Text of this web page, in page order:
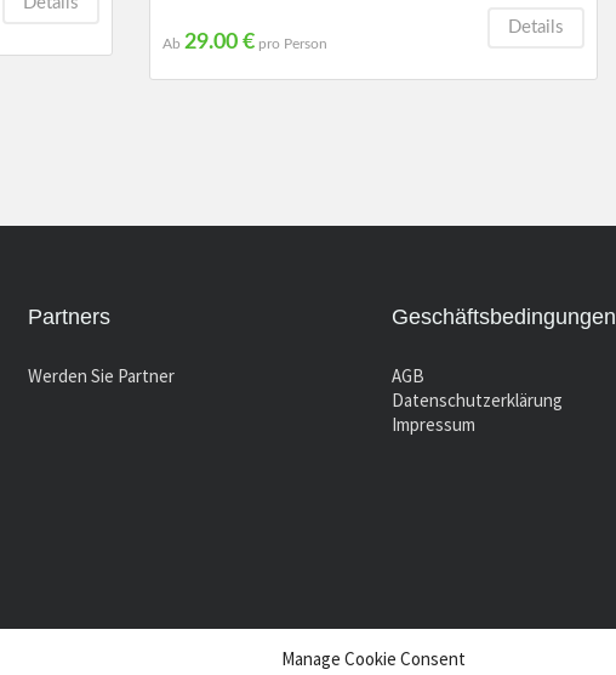
Manage Cookie Consent
Ab 29.00 € pro Person
Details
Partners
Werden Sie Partner
Geschäftsbedingungen
AGB
Datenschutzerklärung
Impressum